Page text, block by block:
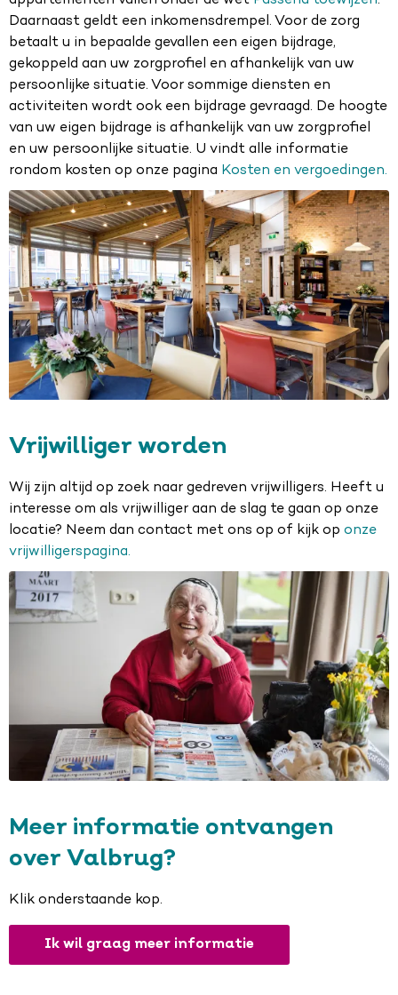
Daarnaast geldt een inkomensdrempel. Voor de zorg
betaalt u in bepaalde gevallen een eigen bijdrage,
gekoppeld aan uw zorgprofiel en afhankelijk van uw
persoonlijke situatie. Voor sommige diensten en
activiteiten wordt ook een bijdrage gevraagd. De hoogte
van uw eigen bijdrage is afhankelijk van uw zorgprofiel
en uw persoonlijke situatie. U vindt alle informatie
rondom kosten op onze pagina Kosten en vergoedingen.
Vrijwilliger worden
Wij zijn altijd op zoek naar gedreven vrijwilligers. Heeft u
interesse om als vrijwilliger aan de slag te gaan op onze
locatie? Neem dan contact met ons op of kijk op onze
vrijwilligerspagina.
Meer informatie ontvangen
over Valbrug?
Klik onderstaande kop.
Ik wil graag meer informatie